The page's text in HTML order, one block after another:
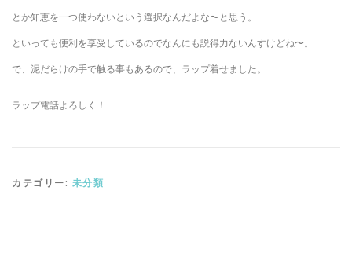
とか知恵を一つ使わないという選択なんだよな〜と思う。
といっても便利を享受しているのでなんにも説得力ないんすけどね〜。
で、泥だらけの手で触る事もあるので、ラップ着せました。
ラップ電話よろしく！
カテゴリー: 未分類